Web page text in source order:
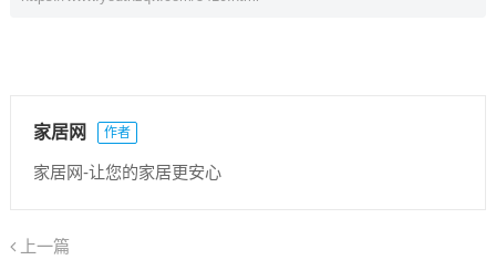
家居网 作者
家居网-让您的家居更安心
上一篇